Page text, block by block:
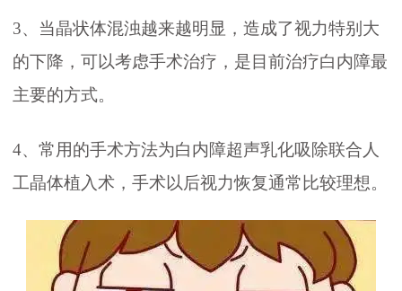
3、当晶状体混浊越来越明显，造成了视力特别大
的下降，可以考虑手术治疗，是目前治疗白内障最
主要的方式。
4、常用的手术方法为白内障超声乳化吸除联合人
工晶体植入术，手术以后视力恢复通常比较理想。